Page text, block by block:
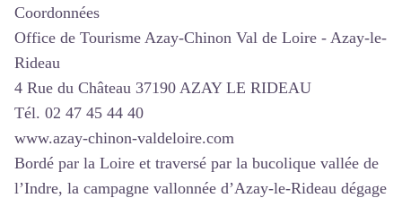
Coordonnées
Office de Tourisme Azay-Chinon Val de Loire - Azay-le-
Rideau
4 Rue du Château 37190 AZAY LE RIDEAU
Tél. 02 47 45 44 40
www.azay-chinon-valdeloire.com
Bordé par la Loire et traversé par la bucolique vallée de
l’Indre, la campagne vallonnée d’Azay-le-Rideau dégage